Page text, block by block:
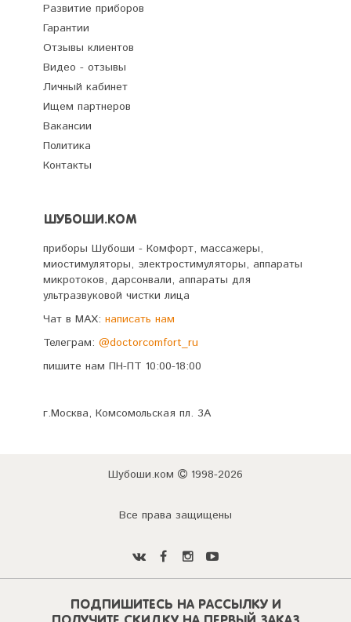
Развитие приборов
Гарантии
Отзывы клиентов
Видео - отзывы
Личный кабинет
Ищем партнеров
Вакансии
Политика
Контакты
ШУБОШИ.КОМ
приборы Шубоши - Комфорт, массажеры,
миостимуляторы, электростимуляторы, аппараты
микротоков, дарсонвали, аппараты для
ультразвуковой чистки лица
Чат в MAX: написать нам
Телеграм: @doctorcomfort_ru
пишите нам ПН-ПТ 10:00-18:00
г.Москва, Комсомольская пл. 3А
Шубоши.ком 1998-2026
Все права защищены
ПОДПИШИТЕСЬ НА РАССЫЛКУ И